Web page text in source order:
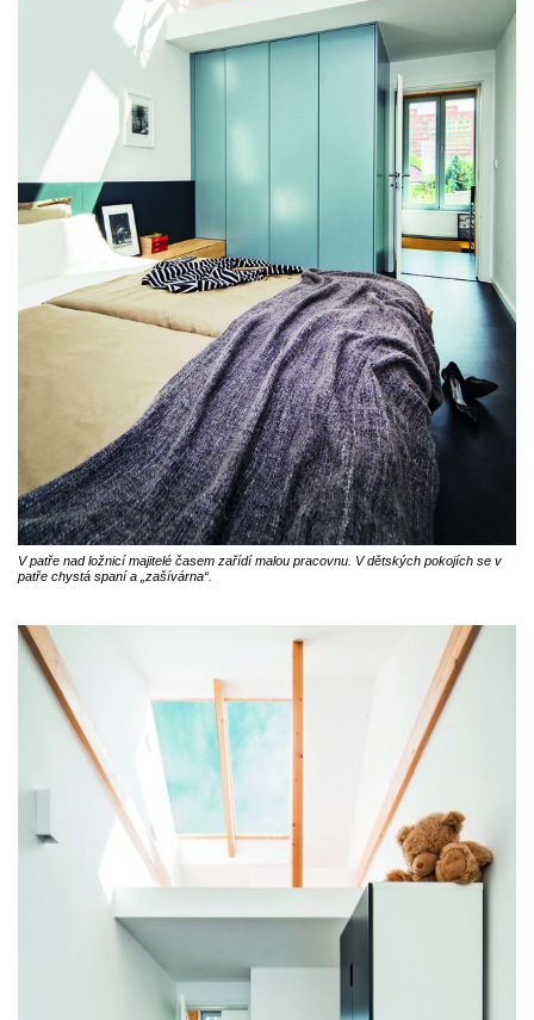
V patře nad ložnicí majitelé časem zařídí malou pracovnu. V dětských pokojích se v
patře chystá spaní a „zašívárna“.